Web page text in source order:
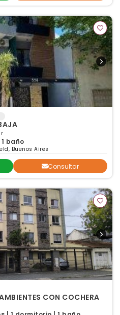
baño
Buenos Aires
Consultar
CON COCHERA